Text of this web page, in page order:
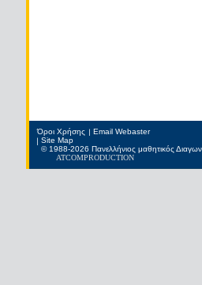
Όροι Χρήσης
Email Webaster
Site Map
© 1988-2026 Πανελλήνιος μαθητικός
ATCOMPRODUCTION